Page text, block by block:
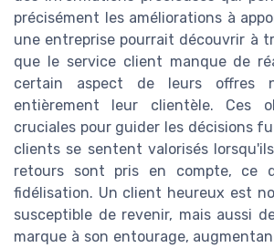
précisément les améliorations à
une entreprise pourrait découvrir à
que le service client manque de
certain aspect de leurs offres
entièrement leur clientèle. Ces
cruciales pour guider les décisions
clients se sentent valorisés
retours sont pris en compte, ce
fidélisation. Un client heureux est
susceptible de revenir, mais aussi
marque à son entourage,